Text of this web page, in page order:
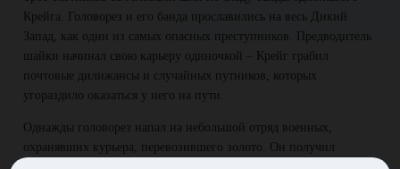
Крейга. Головорез и его банда прославились на весь Дикий
Запад, как одни из самых опасных преступников. Предводитель
шайки начинал свою карьеру одиночкой – Крейг грабил
почтовые дилижансы и случайных путников, которых
угораздило оказаться у него на пути.
Однажды головорез напал на небольшой отряд военных,
охранявших курьера, перевозившего золото. Он получил